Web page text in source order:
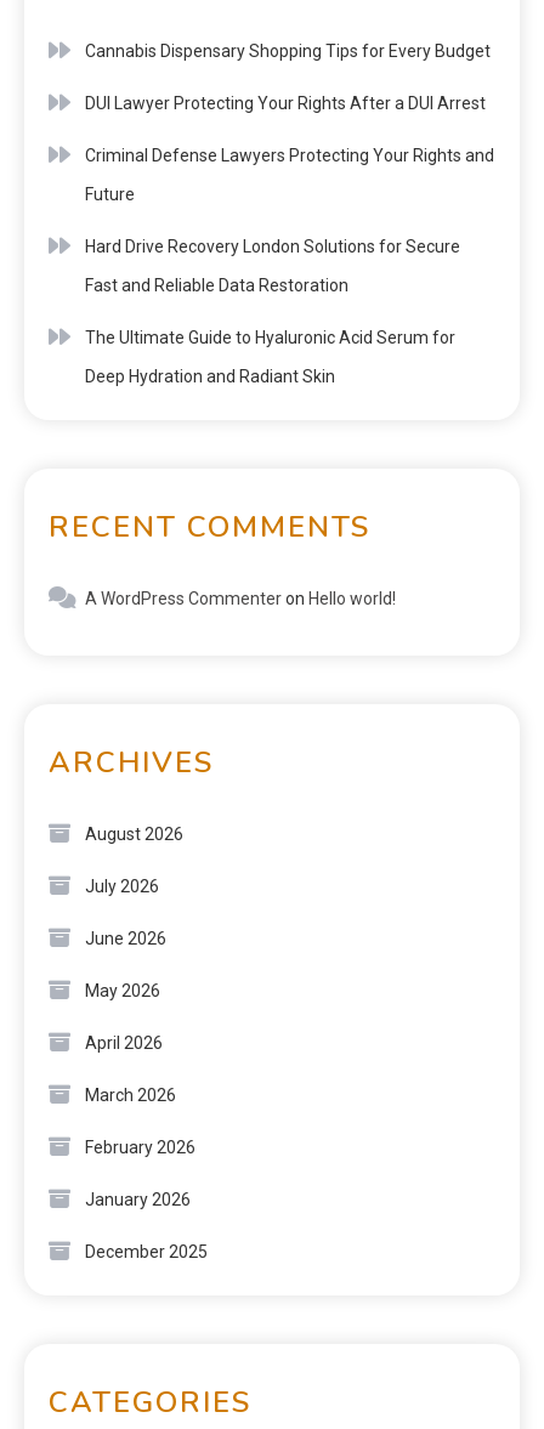
Cannabis Dispensary Shopping Tips for Every Budget
DUI Lawyer Protecting Your Rights After a DUI Arrest
Criminal Defense Lawyers Protecting Your Rights and
Future
Hard Drive Recovery London Solutions for Secure
Fast and Reliable Data Restoration
The Ultimate Guide to Hyaluronic Acid Serum for
Deep Hydration and Radiant Skin
RECENT COMMENTS
A WordPress Commenteron Hello world!
ARCHIVES
August 2026
July 2026
June 2026
May 2026
April 2026
March 2026
February 2026
January 2026
December 2025
CATEGORIES